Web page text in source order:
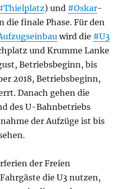
) und #Oskar-
die finale Phase. Für den
wird die #U3
und Krumme Lanke
Betriebsbeginn, bis
2018, Betriebsbeginn,
Danach gehen die
des U-Bahnbetriebs
der Aufzüge ist bis
der Freien
die U3 nutzen,